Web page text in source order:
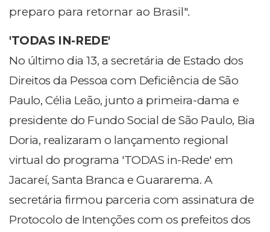
preparo para retornar ao Brasil".
'TODAS IN-REDE'
No último dia 13, a secretária de Estado dos
Direitos da Pessoa com Deficiência de São
Paulo, Célia Leão, junto a primeira-dama e
presidente do Fundo Social de São Paulo, Bia
Doria, realizaram o lançamento regional
virtual do programa 'TODAS in-Rede' em
Jacareí, Santa Branca e Guararema. A
secretária firmou parceria com assinatura de
Protocolo de Intenções com os prefeitos dos